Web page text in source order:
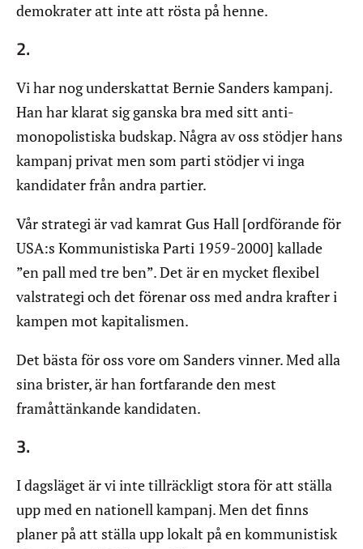
demokrater att inte att rösta på henne.
2.
Vi har nog underskattat Bernie Sanders kampanj.
Han har klarat sig ganska bra med sitt anti-
monopolistiska budskap. Några av oss stödjer hans
kampanj privat men som parti stödjer vi inga
kandidater från andra partier.
Vår strategi är vad kamrat Gus Hall [ordförande för
USA:s Kommunistiska Parti 1959-2000] kallade
”en pall med tre ben”. Det är en mycket flexibel
valstrategi och det förenar oss med andra krafter i
kampen mot kapitalismen.
Det bästa för oss vore om Sanders vinner. Med alla
sina brister, är han fortfarande den mest
framåttänkande kandidaten.
3.
I dagsläget är vi inte tillräckligt stora för att ställa
upp med en nationell kampanj. Men det finns
planer på att ställa upp lokalt på en kommunistisk